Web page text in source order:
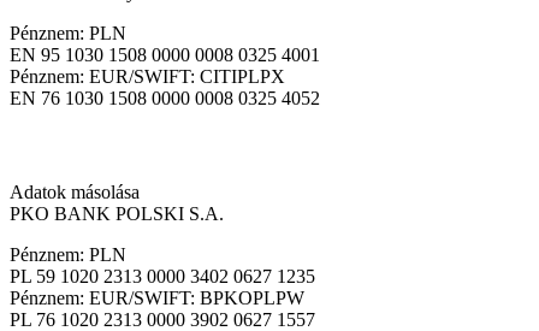
Pénznem: PLN
EN 95 1030 1508 0000 0008 0325 4001
Pénznem: EUR/SWIFT: CITIPLPX
EN 76 1030 1508 0000 0008 0325 4052
Adatok másolása
PKO BANK POLSKI S.A.
Pénznem: PLN
PL 59 1020 2313 0000 3402 0627 1235
Pénznem: EUR/SWIFT: BPKOPLPW
PL 76 1020 2313 0000 3902 0627 1557